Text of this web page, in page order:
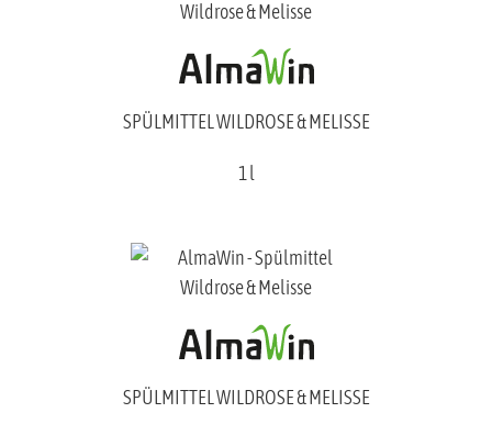
SPÜLMITTEL WILDROSE & MELISSE
1 l
SPÜLMITTEL WILDROSE & MELISSE